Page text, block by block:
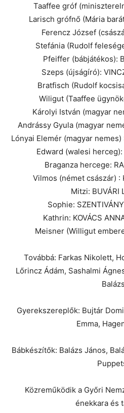
Taaffee gróf
Larisch grófnő (Mária
Ferencz József
Stefánia (Rudolf
Pfeiffer (bábjátékos):
Szeps (újságíró):
Bratfisch (Rudolf
Wiligut (Taaffee
Károlyi István (magyar
Andrássy Gyula (magyar
Lónyai Elemér (magyar nemes)
Edward (walesi herceg):
Braganza hercege:
Vilmos (német császár) :
Mitzi: BUVÁRI
Sophie:
Kathrin: KOVÁCS
Meisner (Willigut
Továbbá: Farkas Nikolett,
Lőrincz Ádám, Sashalmi
Balázs
Gyerekszereplők: Bujtár
Emma,
Bábkészítők: Balázs János,
Közreműködik a Győri
énekkara és